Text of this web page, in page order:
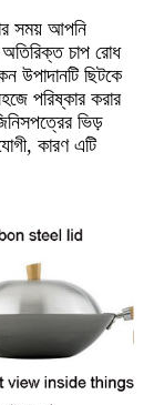
সময় আপনি
চাপ রোধ
উপাদানটি ছিটকে
পরিষ্কার করার
ভিড়
কারণ এটি